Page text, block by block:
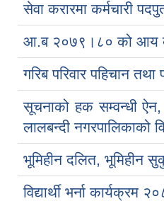
सेवा करारमा कर्मचारी
आ.ब २०७९।८० को आय
गरिब परिवार पहिचान
सूचनाको हक सम्वन्धी
लालबन्दी नगरपालिकाको
भूमिहीन दलित, भूमिहीन
विद्यार्थी भर्ना कार्यक्रम